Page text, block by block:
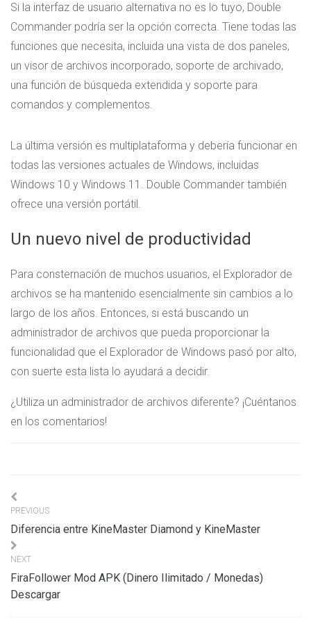
Si la interfaz de usuario alternativa no es lo tuyo, Double
Commander podría ser la opción correcta. Tiene todas las
funciones que necesita, incluida una vista de dos paneles,
un visor de archivos incorporado, soporte de archivado,
una función de búsqueda extendida y soporte para
comandos y complementos.
La última versión es multiplataforma y debería funcionar en
todas las versiones actuales de Windows, incluidas
Windows 10 y Windows 11. Double Commander también
ofrece una versión portátil.
Un nuevo nivel de productividad
Para consternación de muchos usuarios, el Explorador de
archivos se ha mantenido esencialmente sin cambios a lo
largo de los años. Entonces, si está buscando un
administrador de archivos que pueda proporcionar la
funcionalidad que el Explorador de Windows pasó por alto,
con suerte esta lista lo ayudará a decidir.
¿Utiliza un administrador de archivos diferente? ¡Cuéntanos
en los comentarios!
Navigation
de
l’article
PREVIOUS
Diferencia entre KineMaster Diamond y KineMaster
NEXT
FiraFollower Mod APK (Dinero Ilimitado / Monedas)
Descargar